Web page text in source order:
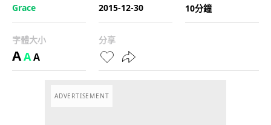
Grace
2015-12-30
10分鐘
字體大小
AAA
分享
ADVERTISEMENT